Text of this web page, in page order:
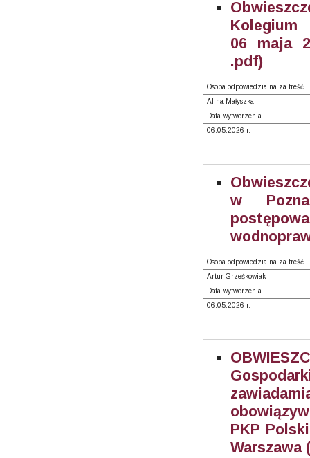
06 maja
.pdf)
Osoba odpowiedzialna za treść
Alina Małyszka
Data wytworzenia
06.05.2026 r.
w
Osoba odpowiedzialna za treść
Artur Grześkowiak
Data wytworzenia
06.05.2026 r.
PKP
Warszawa